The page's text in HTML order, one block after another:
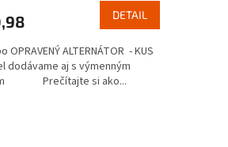
DETAIL
OPRAVENÝ ALTERNÁTOR - KUS
dodávame aj s výmenným
Prečítajte si ako...